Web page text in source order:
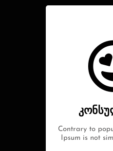
Contrary to
Ipsum is not